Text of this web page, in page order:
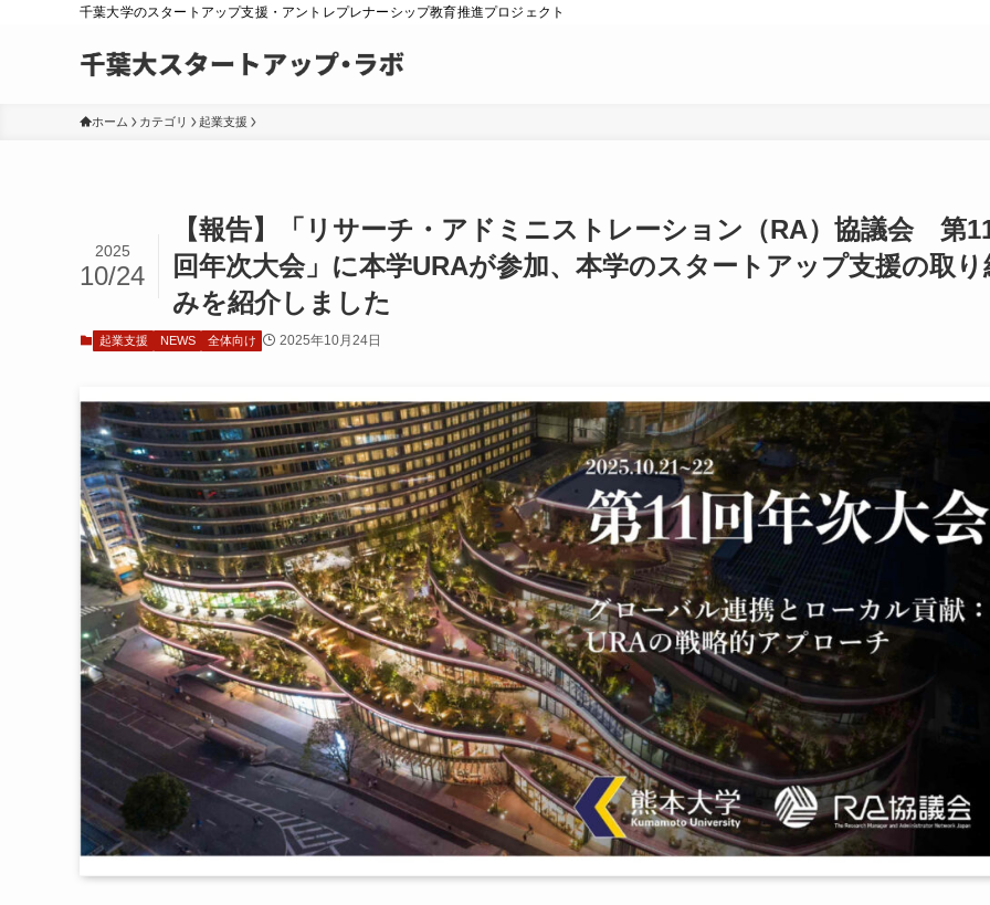
千葉大学のスタートアップ支援・アントレプレナーシップ教育推進プロジェクト
ホーム カテゴリ 起業支援
【報告】「リサーチ・アドミニストレーション（RA）協議会 第
回年次大会」に本学URAが参加、本学のスタートアップ支援の取り
みを紹介しました
2025
10/24
起業支援 NEWS 全体向け 2025年10月24日